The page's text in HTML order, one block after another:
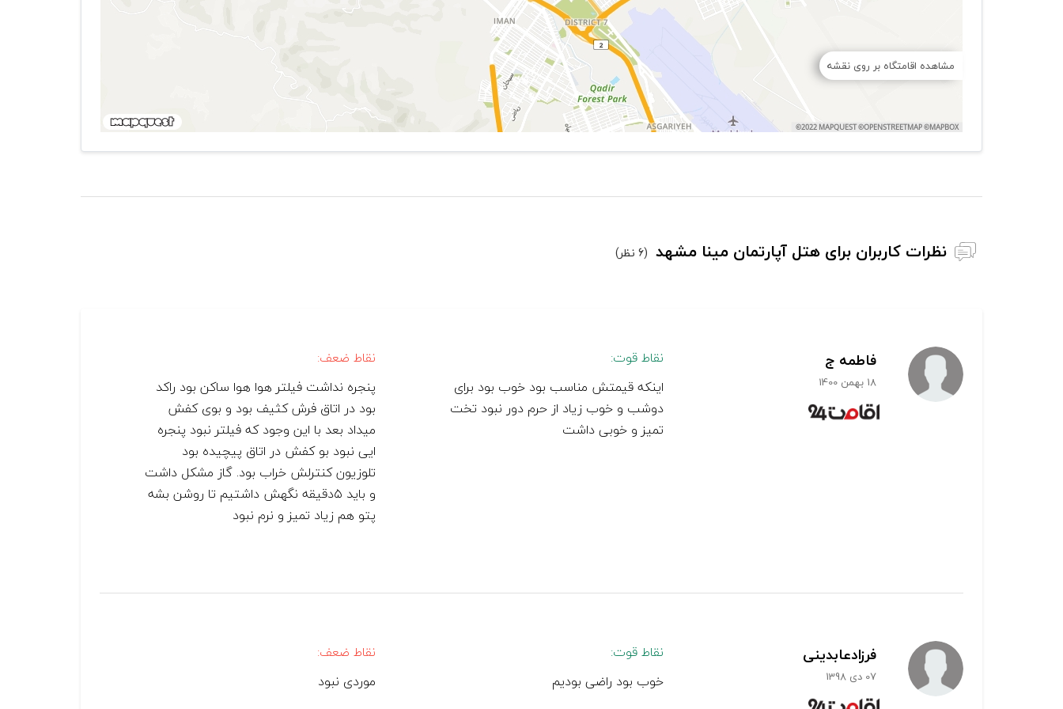
مشاهده اقامتگاه بر روی نقشه
نظرات کاربران برای هتل آپارتمان مینا مشهد (6 نظر)
فاطمه ج
18 بهمن 1400
نقاط قوت:
اینکه قیمتش مناسب بود خوب بود برای
دوشب و خوب زیاد از حرم دور نبود تخت
تمیز و خوبی داشت
نقاط ضعف:
پنجره نداشت فیلتر هوا هوا ساکن بود راکد
بود در اتاق فرش کثیف بود و بوی کفش
میداد بعد با این وجود که فیلتر نبود پنجره
ایی نبود بو کفش در اتاق پیچیده بود
تلوزیون کنترلش خراب بود. گاز مشکل داشت
و باید ۵دقیقه نگهش داشتیم تا روشن بشه
پتو هم زیاد تمیز و نرم نبود
فرزادعابدینی
07 دی 1398
نقاط قوت:
خوب بود راضی بودیم
نقاط ضعف:
موردی نبود